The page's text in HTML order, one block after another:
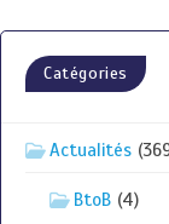
Catégories
Actualités
BtoB (4)